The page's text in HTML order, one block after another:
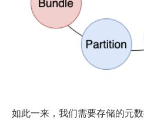
如此一来，我们需要存储的元